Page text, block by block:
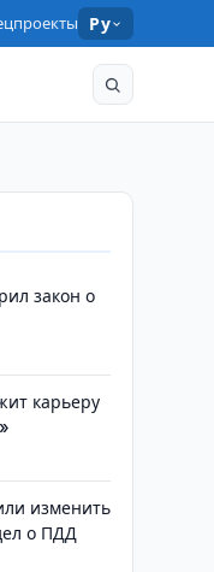
Ру
закон о
карьеру
изменить
о ПДД